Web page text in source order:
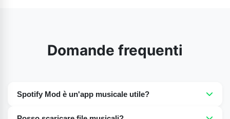
Domande frequenti
Spotify Mod è un'app musicale utile?